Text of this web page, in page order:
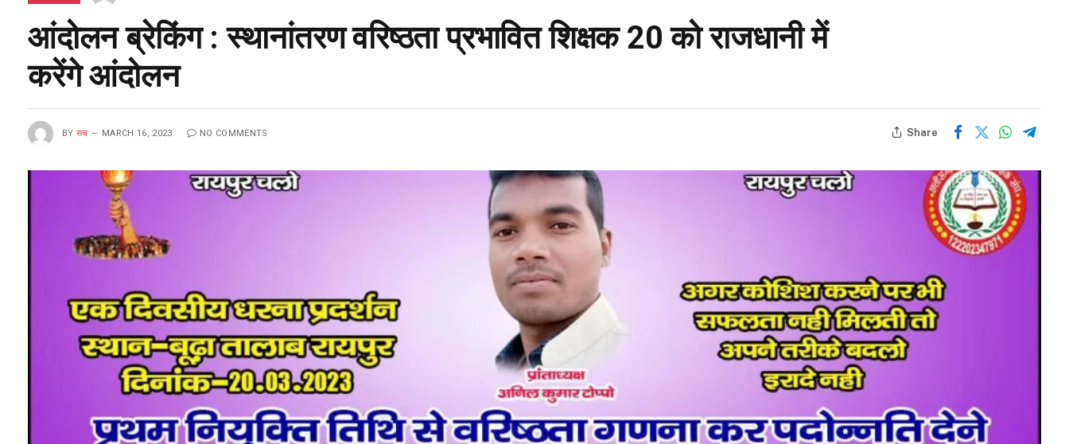
आंदोलन ब्रेकिंग : स्थानांतरण वरिष्ठता प्रभावित शिक्षक 20 को राजधानी में
करेंगे आंदोलन
BY सच MARCH 16, 2023 NO COMMENTS Share